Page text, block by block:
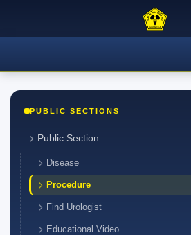
PUBLIC SECTIONS
Public Section
Disease
Procedure
Find Urologist
Educational Video